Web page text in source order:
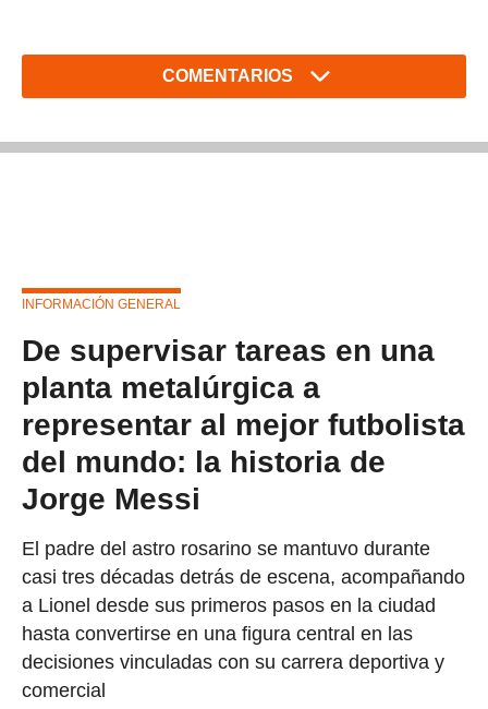
COMENTARIOS